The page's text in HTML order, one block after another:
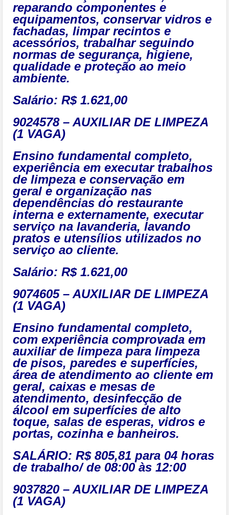
reparando componentes e
equipamentos, conservar vidros e
fachadas, limpar recintos e
acessórios, trabalhar seguindo
normas de segurança, higiene,
qualidade e proteção ao meio
ambiente.
Salário: R$ 1.621,00
9024578 – AUXILIAR DE LIMPEZA
(1 VAGA)
Ensino fundamental completo,
experiência em executar trabalhos
de limpeza e conservação em
geral e organização nas
dependências do restaurante
interna e externamente, executar
serviço na lavanderia, lavando
pratos e utensílios utilizados no
serviço ao cliente.
Salário: R$ 1.621,00
9074605 – AUXILIAR DE LIMPEZA
(1 VAGA)
Ensino fundamental completo,
com experiência comprovada em
auxiliar de limpeza para limpeza
de pisos, paredes e superfícies,
área de atendimento ao cliente em
geral, caixas e mesas de
atendimento, desinfecção de
álcool em superfícies de alto
toque, salas de esperas, vidros e
portas, cozinha e banheiros.
SALÁRIO: R$ 805,81 para 04 horas
de trabalho/ de 08:00 às 12:00
9037820 – AUXILIAR DE LIMPEZA
(1 VAGA)